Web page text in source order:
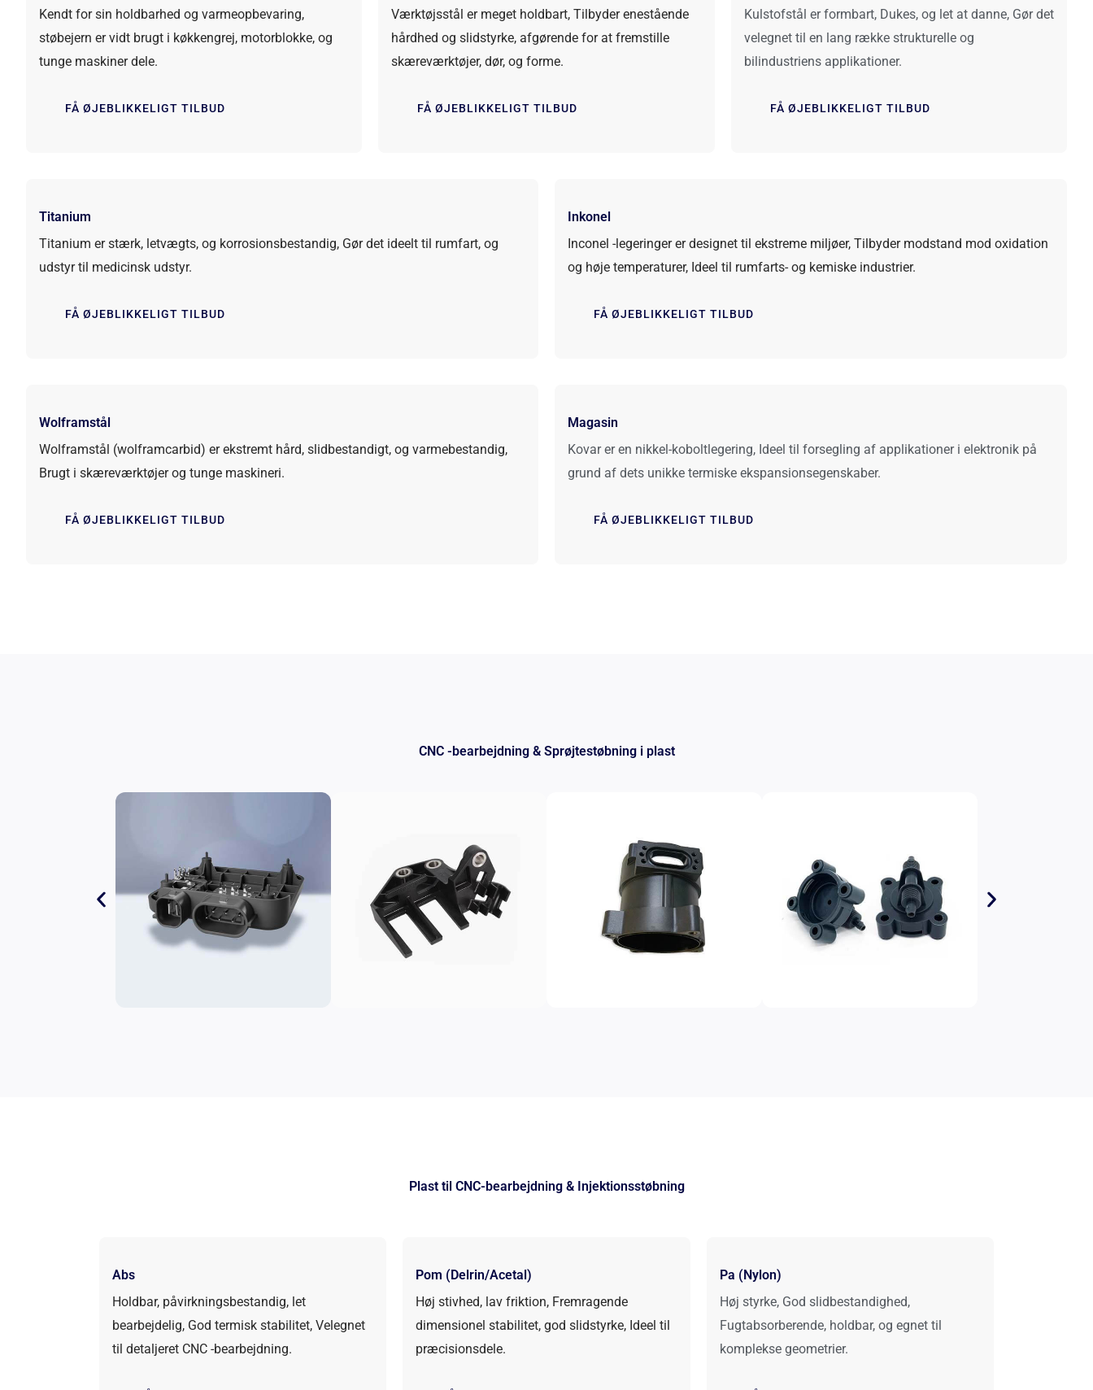
Kendt for sin holdbarhed og varmeopbevaring,
støbejern er vidt brugt i køkkengrej, motorblokke, og
tunge maskiner dele.
FÅ ØJEBLIKKELIGT TILBUD
Værktøjsstål er meget holdbart, Tilbyder enestående
hårdhed og slidstyrke, afgørende for at fremstille
skæreværktøjer, dør, og forme.
FÅ ØJEBLIKKELIGT TILBUD
Kulstofstål er formbart, Dukes, og let at danne, Gør det
velegnet til en lang række strukturelle og
bilindustriens applikationer.
FÅ ØJEBLIKKELIGT TILBUD
Titanium
Titanium er stærk, letvægts, og korrosionsbestandig, Gør det ideelt til rumfart, og
udstyr til medicinsk udstyr.
FÅ ØJEBLIKKELIGT TILBUD
Inkonel
Inconel -legeringer er designet til ekstreme miljøer, Tilbyder modstand mod oxidation
og høje temperaturer, Ideel til rumfarts- og kemiske industrier.
FÅ ØJEBLIKKELIGT TILBUD
Wolframstål
Wolframstål (wolframcarbid) er ekstremt hård, slidbestandigt, og varmebestandig,
Brugt i skæreværktøjer og tunge maskineri.
FÅ ØJEBLIKKELIGT TILBUD
Magasin
Kovar er en nikkel-koboltlegering, Ideel til forsegling af applikationer i elektronik på
grund af dets unikke termiske ekspansionsegenskaber.
FÅ ØJEBLIKKELIGT TILBUD
CNC -bearbejdning & Sprøjtestøbning i plast
Plast til CNC-bearbejdning & Injektionsstøbning
Abs
Holdbar, påvirkningsbestandig, let
bearbejdelig, God termisk stabilitet, Velegnet
til detaljeret CNC -bearbejdning.
Pom (Delrin/Acetal)
Høj stivhed, lav friktion, Fremragende
dimensionel stabilitet, god slidstyrke, Ideel til
præcisionsdele.
Pa (Nylon)
Høj styrke, God slidbestandighed,
Fugtabsorberende, holdbar, og egnet til
komplekse geometrier.